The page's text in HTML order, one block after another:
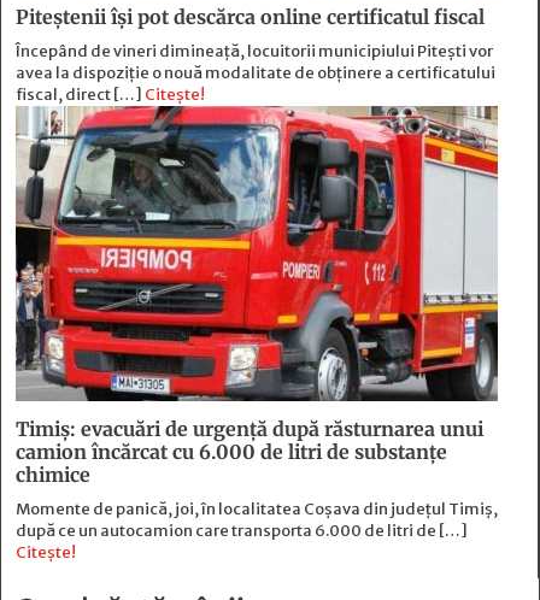
Piteștenii își pot descărca online certificatul fiscal
Începând de vineri dimineață, locuitorii municipiului Pitești vor
avea la dispoziție o nouă modalitate de obținere a certificatului
fiscal, direct […] Citește!
Timiș: evacuări de urgență după răsturnarea unui
camion încărcat cu 6.000 de litri de substanțe
chimice
Momente de panică, joi, în localitatea Coșava din județul Timiș,
după ce un autocamion care transporta 6.000 de litri de […]
Citește!